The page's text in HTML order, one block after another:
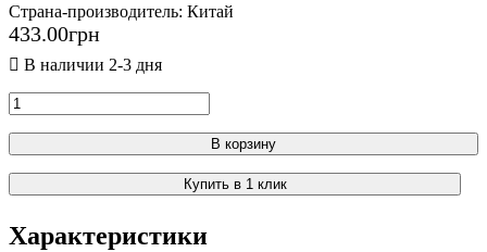
Страна-производитель: Китай
433.00грн
В корзину
Купить в 1 клик
Характеристики